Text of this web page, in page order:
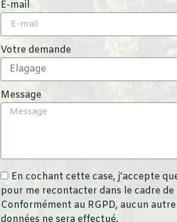
E-mail
Votre demande
Message
En cochant cette case, j'accepte
pour me recontacter dans le cadre
Conformément au RGPD, aucun
données ne sera effectué.